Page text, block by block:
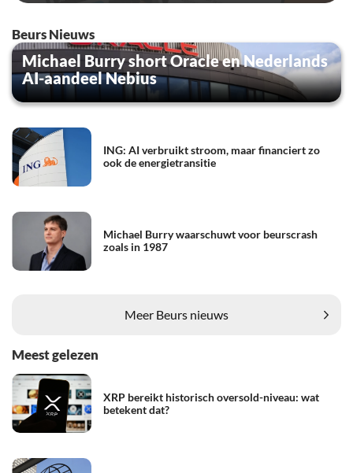
Beurs Nieuws
Michael Burry short Oracle en Nederlands
AI-aandeel Nebius
ING: AI verbruikt stroom, maar financiert zo
ook de energietransitie
Michael Burry waarschuwt voor beurscrash
zoals in 1987
Meer Beurs nieuws
Meest gelezen
XRP bereikt historisch oversold-niveau: wat
betekent dat?